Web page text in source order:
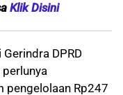
Klik Disini
DPRD
pengelolaan Rp247